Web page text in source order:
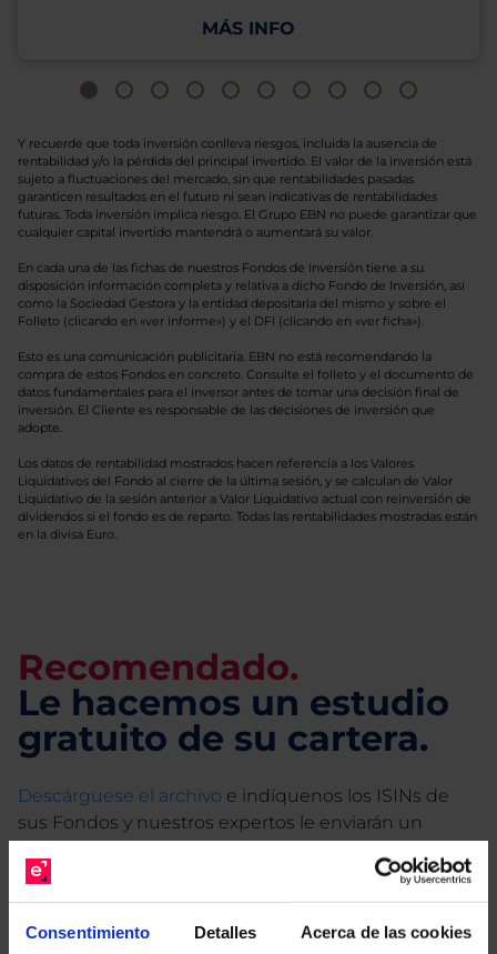
Consentimiento Detalles Acerca de las cookies
MÁS INFO
Y recuerde que toda inversión conlleva riesgos, incluida la ausencia de
rentabilidad y/o la pérdida del principal invertido. El valor de la inversión está
sujeto a fluctuaciones del mercado, sin que rentabilidades pasadas
garanticen resultados en el futuro ni sean indicativas de rentabilidades
futuras. Toda inversión implica riesgo. El Grupo EBN no puede garantizar que
cualquier capital invertido mantendrá o aumentará su valor.
En cada una de las fichas de nuestros Fondos de Inversión tiene a su
disposición información completa y relativa a dicho Fondo de Inversión, así
como la Sociedad Gestora y la entidad depositaria del mismo y sobre el
Folleto (clicando en «ver informe») y el DFI (clicando en «ver ficha»).
Esto es una comunicación publicitaria. EBN no está recomendando la
compra de estos Fondos en concreto. Consulte el folleto y el documento de
datos fundamentales para el inversor antes de tomar una decisión final de
inversión. El Cliente es responsable de las decisiones de inversión que
adopte.
Los datos de rentabilidad mostrados hacen referencia a los Valores
Liquidativos del Fondo al cierre de la última sesión, y se calculan de Valor
Liquidativo de la sesión anterior a Valor Liquidativo actual con reinversión de
dividendos si el fondo es de reparto. Todas las rentabilidades mostradas están
en la divisa Euro.
Recomendado.
Le hacemos un estudio
gratuito de su cartera.
Descárguese el archivo e indíquenos los ISINs de
sus Fondos y nuestros expertos le enviarán un
Limpias con las que podrá ahorrar en sus costes.